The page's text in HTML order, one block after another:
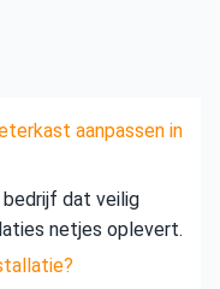
aanpassen in
dat veilig
netjes oplevert.